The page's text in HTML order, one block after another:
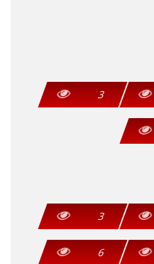
3
3
6